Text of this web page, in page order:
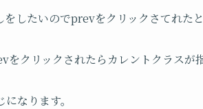
をしたいのでprevをクリックさてれ
をクリックされたらカレントクラスが
なります。